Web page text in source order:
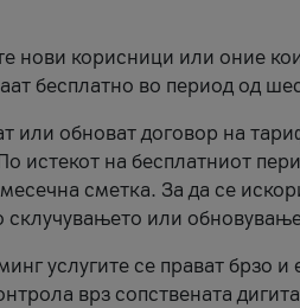
нови корисници или оние
бесплатно во период од
или обноват договор на
истекот на бесплатниот
сметка. За да се
склучувањето или
услугите се прават брзо
врз сопствената